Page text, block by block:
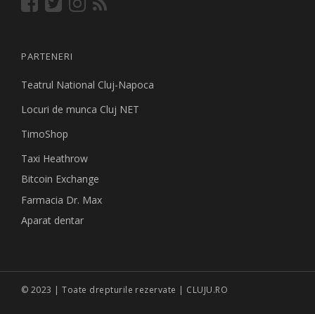
PARTENERI
Teatrul National Cluj-Napoca
Locuri de munca Cluj NET
TimoShop
Taxi Heathrow
Bitcoin Exchange
Farmacia Dr. Max
Aparat dentar
© 2023 | Toate drepturile rezervate | CLUJU.RO